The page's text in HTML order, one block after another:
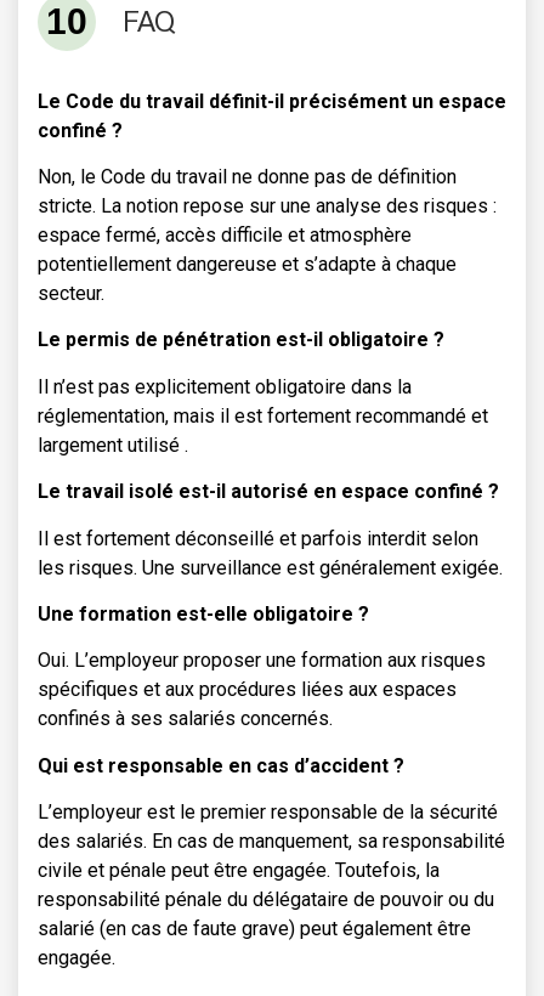
FAQ
Le Code du travail définit-il précisément un espace
confiné ?
Non, le Code du travail ne donne pas de définition
stricte. La notion repose sur une analyse des risques :
espace fermé, accès difficile et atmosphère
potentiellement dangereuse et s’adapte à chaque
secteur.
Le permis de pénétration est-il obligatoire ?
Il n’est pas explicitement obligatoire dans la
réglementation, mais il est fortement recommandé et
largement utilisé .
Le travail isolé est-il autorisé en espace confiné ?
Il est fortement déconseillé et parfois interdit selon
les risques. Une surveillance est généralement exigée.
Une formation est-elle obligatoire ?
Oui. L’employeur proposer une formation aux risques
spécifiques et aux procédures liées aux espaces
confinés à ses salariés concernés.
Qui est responsable en cas d’accident ?
L’employeur est le premier responsable de la sécurité
des salariés. En cas de manquement, sa responsabilité
civile et pénale peut être engagée. Toutefois, la
responsabilité pénale du délégataire de pouvoir ou du
salarié (en cas de faute grave) peut également être
engagée.